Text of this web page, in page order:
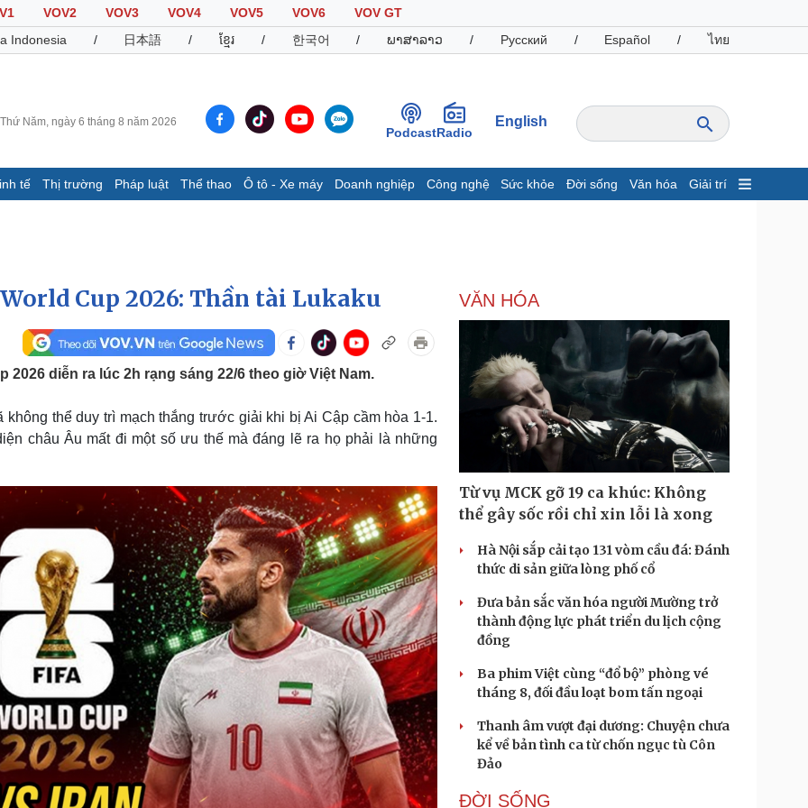
VOV2 VOV3 VOV4 VOV5 VOV6
VOV GT
Indonesia / 日本語 / ខ្មែរ / 한국어 / ພາສາລາວ / Русский / Español / ไทย
Thứ Năm, ngày 6 tháng 8 năm 2026
PodcastRadio
English
tế Thị trường Pháp luật Thể thao Ô tô - Xe máy Doanh nghiệp Công nghệ Sức khỏe Đời sống Văn hóa Giải trí
E-Magazine
Infographic
Giá cà phê
Thể thao
Lịch thi đấu bóng đá
Thế giới thể thao
Ô tô - Xe máy
Xe máy
Tư vấn
Doanh nghiệp
Thông tin doanh nghiệp
Doanh nghiệp 24h
Doanh nhân
Công nghệ
Sành điệu
Tin Công nghệ
Trải nghiệm
Chuyển đổi số
Văn hóa
Sân khấu - Điện ảnh
Âm nhạc
Di sản
Giải trí
Nghệ sĩ
Thời trang
Sao Việt
Du lịch
Tư vấn
Săn Tour
check-in
Podcast
Đọc truyện đêm khuya
Cửa sổ tình yêu
Hạt giống tâm hồn
Cup 2026: Thần tài Lukaku
2026 diễn ra lúc 2h rạng sáng 22/6 theo giờ Việt Nam.
thể duy trì mạch thắng trước giải khi bị Ai Cập cầm hòa 1-1.
châu Âu mất đi một số ưu thế mà đáng lẽ ra họ phải là những
VĂN HÓA
Từ vụ MCK gỡ 19 ca khúc: Không
thể gây sốc rồi chỉ xin lỗi là xong
Hà Nội sắp cải tạo 131 vòm cầu đá: Đánh
thức di sản giữa lòng phố cổ
Đưa bản sắc văn hóa người Mường trở
thành động lực phát triển du lịch cộng
đồng
Ba phim Việt cùng “đổ bộ” phòng vé
tháng 8, đối đầu loạt bom tấn ngoại
Thanh âm vượt đại dương: Chuyện chưa
kể về bản tình ca từ chốn ngục tù Côn
Đảo
ĐỜI SỐNG